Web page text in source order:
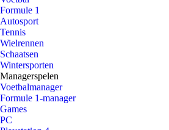
Formule 1
Autosport
Tennis
Wielrennen
Schaatsen
Wintersporten
Managerspelen
Voetbalmanager
Formule 1-manager
Games
PC